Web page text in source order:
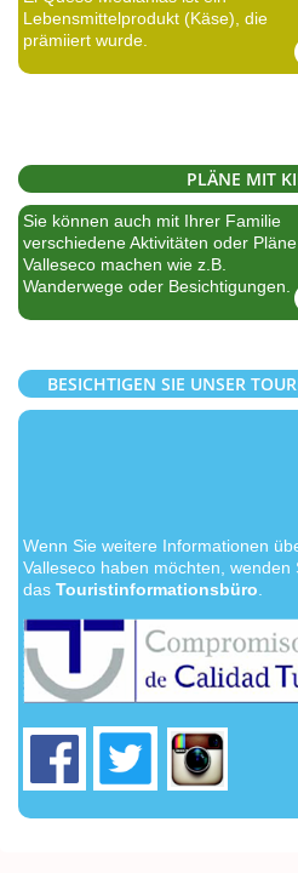
Lebensmittelprodukt (Käse), die
prämiiert wurde.
PLÄNE MIT
Sie können auch mit Ihrer Familie
verschiedene Aktivitäten oder
Valleseco machen wie z.B.
Wanderwege oder Besichtigungen.
BESICHTIGEN SIE UNSER
Wenn Sie weitere Informationen
Valleseco haben möchten, wenden
das Touristinformationsbüro